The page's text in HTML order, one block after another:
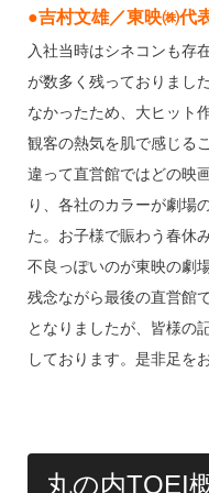
●吉村文雄／東映㈱代
入社当時はシネコンも存
が数多く残っておりまし
なかったため、大ヒット
観客の熱気を肌で感じる
違って直営館ではどの映
り、各社のカラーが劇場
た。お子様で賑わう春休
不良っぽいのが東映の劇
残念ながら最後の直営館
となりましたが、皆様の
しております。是非足を
丸の内TOEI